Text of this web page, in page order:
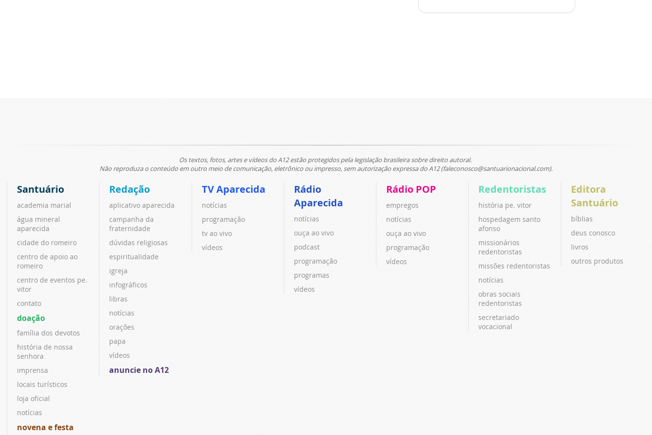
Os textos, fotos, artes e vídeos do A12 estão protegidos pela legislação brasileira sobre direito autoral.
Não reproduza o conteúdo em outro meio de comunicação, eletrônico ou impresso, sem autorização expressa do A12 (faleconosco@santuarionacional.com).
Santuário
academia marial
água mineral
aparecida
cidade do romeiro
centro de apoio ao
romeiro
centro de eventos pe.
vitor
contato
doação
família dos devotos
história de nossa
senhora
imprensa
locais turísticos
loja oficial
notícias
novena e festa
Redação
aplicativo aparecida
campanha da
fraternidade
dúvidas religiosas
espiritualidade
igreja
infográficos
libras
notícias
orações
papa
vídeos
anuncie no A12
TV Aparecida
notícias
programação
tv ao vivo
vídeos
Rádio
Aparecida
notícias
ouça ao vivo
podcast
programação
programas
vídeos
Rádio POP
empregos
notícias
ouça ao vivo
programação
vídeos
Redentoristas
história pe. vitor
hospedagem santo
afonso
missionários
redentoristas
missões redentoristas
notícias
obras sociais
redentoristas
secretariado
vocacional
Editora
Santuário
bíblias
deus conosco
livros
outros produtos